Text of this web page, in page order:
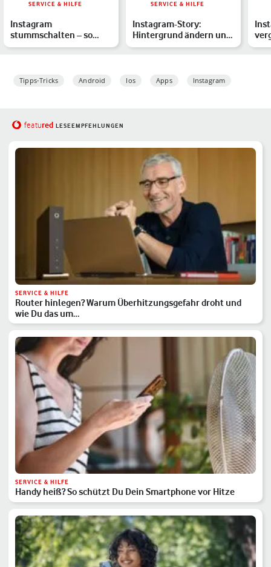
SERVICE & HILFE
Instagram
stummschalten – so
geht's für Stories,
SERVICE & HILFE
Instagram-Story:
Hintergrund ändern und
Farbe anpassen – so
Du
Tipps-Tricks Android Ios Apps Instagram
featured LESEEMPFEHLUNGEN
SERVICE & HILFE
Router hinlegen? Warum Überhitzungsgefahr droht und
wie Du das um…
SERVICE & HILFE
Handy heiß? So schützt Du Dein Smartphone vor Hitze